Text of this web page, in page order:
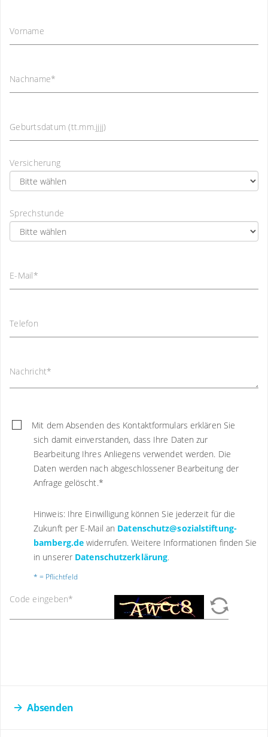
Vorname
Nachname*
Geburtsdatum (tt.mm.jjjj)
Versicherung
Sprechstunde
E-Mail*
Telefon
Nachricht*
Mit dem Absenden des Kontaktformulars erklären Sie
sich damit einverstanden, dass Ihre Daten zur
Bearbeitung Ihres Anliegens verwendet werden. Die
Daten werden nach abgeschlossener Bearbeitung der
Anfrage gelöscht.*
Hinweis: Ihre Einwilligung können Sie jederzeit für die
Zukunft per E-Mail an Datenschutz@sozialstiftung-
bamberg.de widerrufen. Weitere Informationen finden Sie
in unserer Datenschutzerklärung.
* = Pflichtfeld
Code eingeben*
Absenden